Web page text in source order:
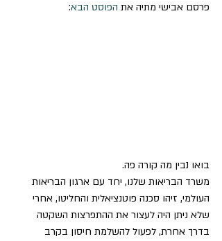
פרסם אבישי מתיה את הפוסט הבא:
בואו נבין מה קורה פה.
משרד הבריאות שלנו, יחד עם ארגון הבריאות
העולמי, זיהו סכנה פוטנציאלית והחליטו, אחרי
שלא ניתן היה לעצור את ההתפרצות השקטה
בדרך אחרת, לפעול להשלמת חיסון בקרב